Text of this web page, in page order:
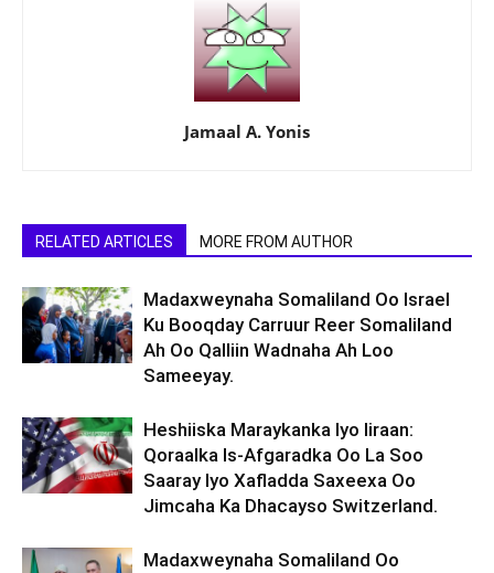
Jamaal A. Yonis
RELATED ARTICLES MORE FROM AUTHOR
Madaxweynaha Somaliland Oo Israel
Ku Booqday Carruur Reer Somaliland
Ah Oo Qalliin Wadnaha Ah Loo
Sameeyay.
Heshiiska Maraykanka Iyo Iiraan:
Qoraalka Is-Afgaradka Oo La Soo
Saaray Iyo Xafladda Saxeexa Oo
Jimcaha Ka Dhacayso Switzerland.
Madaxweynaha Somaliland Oo